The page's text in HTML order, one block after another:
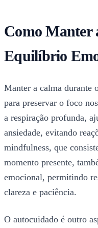
Como Manter
Equilíbrio
Manter a calma durante
para preservar o foco
a respiração profunda,
ansiedade, evitando
mindfulness, que
momento presente,
emocional, permitindo
clareza e paciência.
O autocuidado é outro